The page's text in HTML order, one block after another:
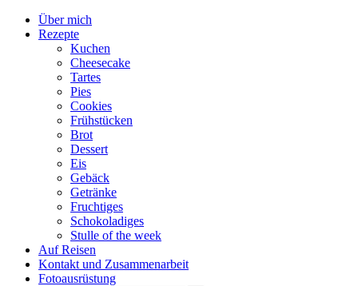
Über mich
Rezepte
Kuchen
Cheesecake
Tartes
Pies
Cookies
Frühstücken
Brot
Dessert
Eis
Gebäck
Getränke
Fruchtiges
Schokoladiges
Stulle of the week
Auf Reisen
Kontakt und Zusammenarbeit
Fotoausrüstung